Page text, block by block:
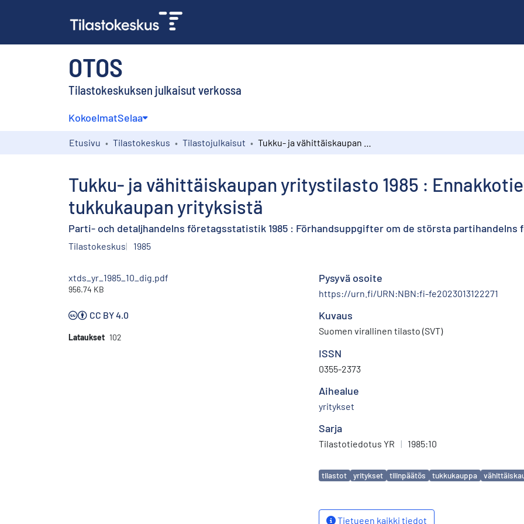
OTOS
Tilastokeskuksen julkaisut verkossa
KokoelmatSelaa
Etusivu Tilastokeskus Tilastojulkaisut
Tukku- ja vähittäiskaupan yritystilasto 1985 :
tukkukaupan yrityksistä
Parti- och detaljhandelns företagsstatistik 1985 : Förhandsuppgifter om de största partihandelns
Tilastokeskus 1985
xtds_yr_1985_10_dig.pdf
956.74 KB
CC BY 4.0
Lataukset 102
Pysyvä osoite
https://urn.fi/URN:NBN:fi-fe2023013122271
Kuvaus
Suomen virallinen tilasto (SVT)
ISSN
0355-2373
Aihealue
yritykset
Sarja
Tilastotiedotus YR | 1985:10
Avainsanat
tilastot yritykset tilinpäätös tukkukauppa
Tietueen kaikki tiedot